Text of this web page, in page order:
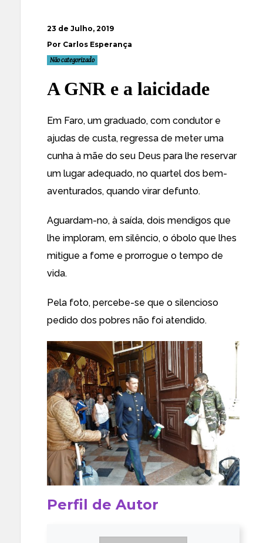
23 de Julho, 2019
Por Carlos Esperança
Não categorizado
A GNR e a laicidade
Em Faro, um graduado, com condutor e
ajudas de custa, regressa de meter uma
cunha à mãe do seu Deus para lhe reservar
um lugar adequado, no quartel dos bem-
aventurados, quando virar defunto.
Aguardam-no, à saída, dois mendigos que
lhe imploram, em silêncio, o óbolo que lhes
mitigue a fome e prorrogue o tempo de
vida.
Pela foto, percebe-se que o silencioso
pedido dos pobres não foi atendido.
Perfil de Autor